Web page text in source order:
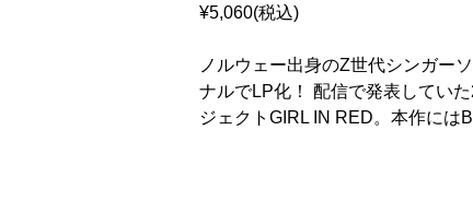
¥5,060(税込)
ノルウェー出身のZ世代シンガー
ナルでLP化！ 配信で発表してい
ジェクトGIRL IN RED。本作には